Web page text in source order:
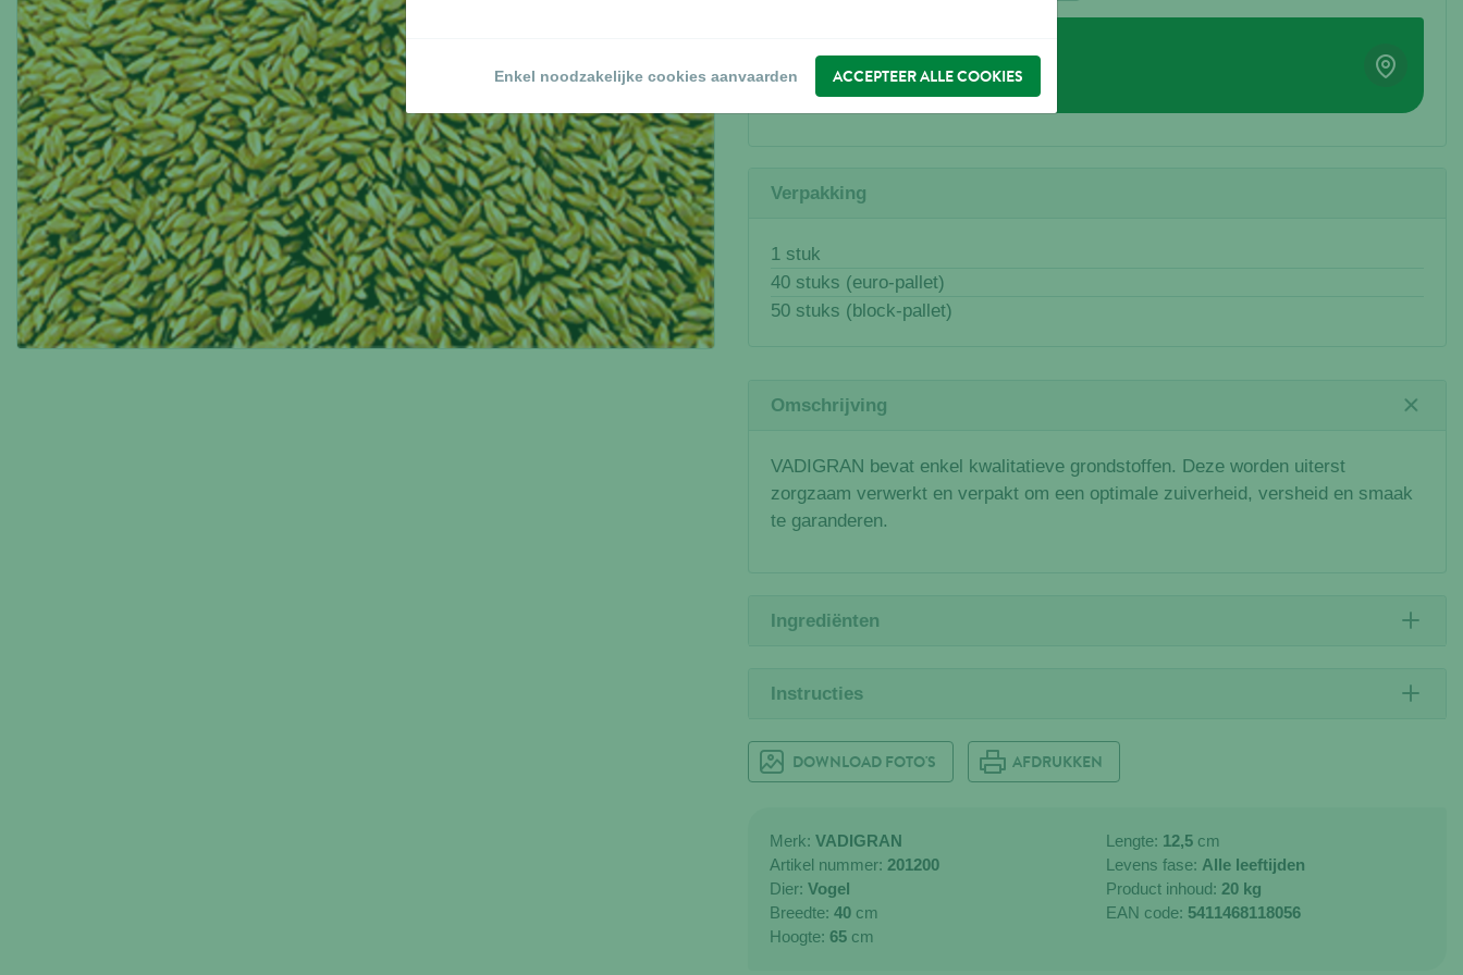
WAAR KOPEN?
Zoek een verdeler
Verpakking
1 stuk
40 stuks (euro-pallet)
50 stuks (block-pallet)
Omschrijving
VADIGRAN bevat enkel kwalitatieve grondstoffen. Deze worden uiterst
zorgzaam verwerkt en verpakt om een optimale zuiverheid, versheid en smaak
te garanderen.
Ingrediënten
Instructies
DOWNLOAD FOTO'S AFDRUKKEN
Merk: VADIGRAN
Artikel nummer: 201200
Dier: Vogel
Breedte: 40 cm
Hoogte: 65 cm
Lengte: 12,5 cm
Levens fase: Alle leeftijden
Product inhoud: 20 kg
EAN code: 5411468118056
Enkel noodzakelijke cookies aanvaarden ACCEPTEER ALLE COOKIES